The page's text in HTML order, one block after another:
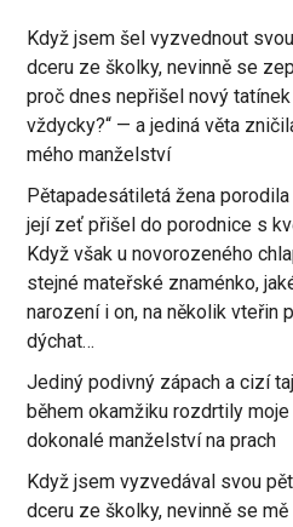
Když jsem šel vyzvednout
dceru ze školky, nevinně se
proč dnes nepřišel nový
vždycky?“ — a jediná věta
mého manželství
Pětapadesátiletá žena
její zeť přišel do porodnice s
Když však u novorozeného
stejné mateřské znaménko,
narození i on, na několik vteřin
dýchat…
Jediný podivný zápach a cizí
během okamžiku rozdrtily
dokonalé manželství na prach
Když jsem vyzvedával svou
dceru ze školky, nevinně se mě